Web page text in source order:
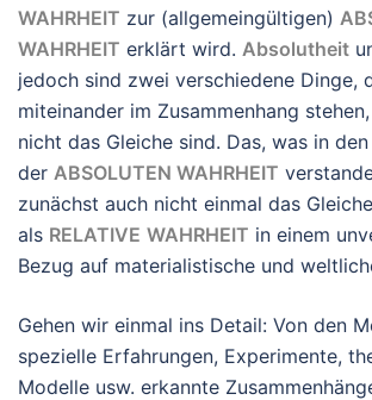
WAHRHEIT zur (allgemeingültigen)
WAHRHEIT erklärt wird. Absolutheit
jedoch sind zwei verschiedene Dinge,
miteinander im Zusammenhang
nicht das Gleiche sind. Das, was in den
der ABSOLUTEN WAHRHEIT
zunächst auch nicht einmal das
als RELATIVE WAHRHEIT in einem
Bezug auf materialistische und
Gehen wir einmal ins Detail: Von den
spezielle Erfahrungen, Experimente,
Modelle usw. erkannte